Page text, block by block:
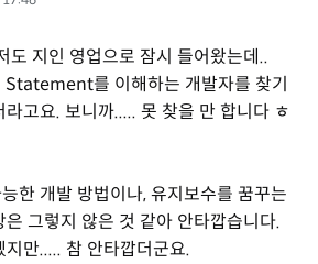
도 지인 영업으로 잠시 들어왔는데..
를 이해하는 개발자를 찾기
고요. 보니까..... 못 찾을 만 합니다 ㅎ
한 개발 방법이나, 유지보수를 꿈꾸는
은 그렇지 않은 것 같아 안타깝습니다.
만..... 참 안타깝더군요.